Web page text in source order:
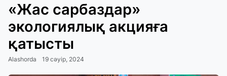
«Жас сарбаздар»
экологиялық акцияға
қатысты
Alashorda 19 сәуір, 2024